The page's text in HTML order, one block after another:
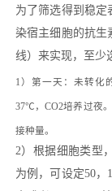
为了筛选得到稳定
染宿主细胞的抗生
线）来实现，至少
1）第一天：未转化
37℃，CO2培养过夜
接种量。
2）根据细胞类型
为例，可设定50，